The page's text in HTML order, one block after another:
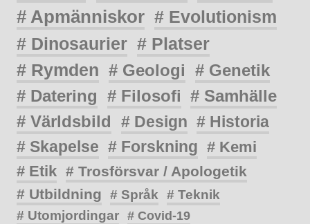
# Apmänniskor # Evolutionism
# Dinosaurier # Platser
# Rymden # Geologi # Genetik
# Datering # Filosofi # Samhälle
# Världsbild
# Design # Historia
# Skapelse # Forskning # Kemi
# Etik # Trosförsvar / Apologetik
# Utbildning
# Språk
# Teknik
# Utomjordingar # Covid-19